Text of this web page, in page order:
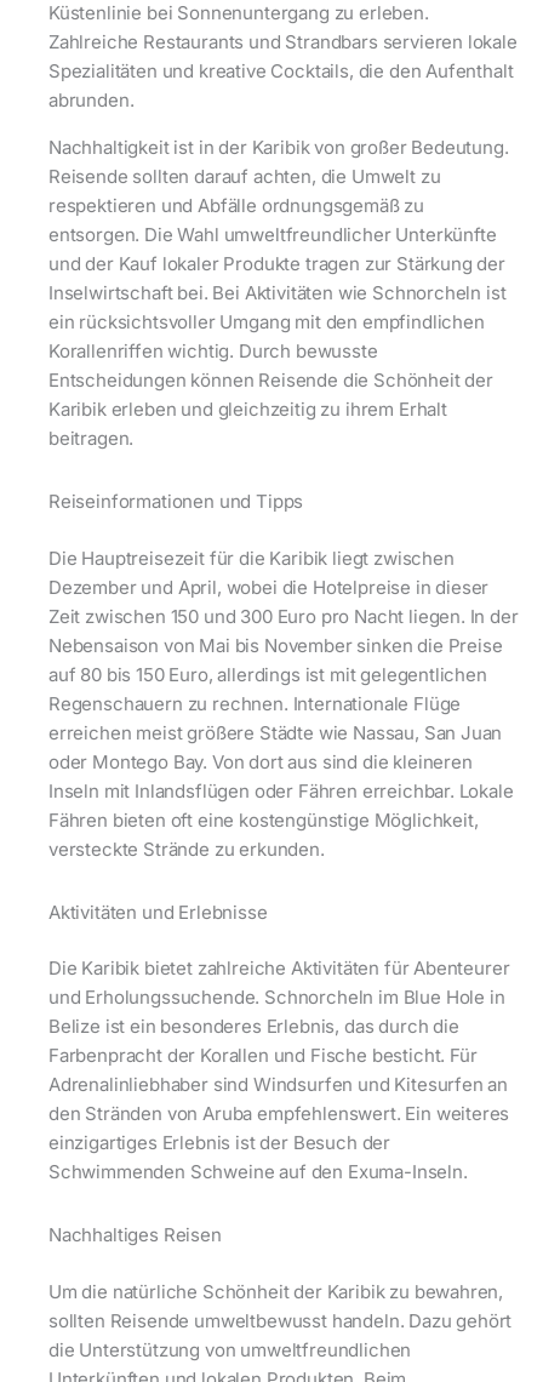
Küstenlinie bei Sonnenuntergang zu erleben.
Zahlreiche Restaurants und Strandbars servieren lokale
Spezialitäten und kreative Cocktails, die den Aufenthalt
abrunden.
Nachhaltigkeit ist in der Karibik von großer Bedeutung.
Reisende sollten darauf achten, die Umwelt zu
respektieren und Abfälle ordnungsgemäß zu
entsorgen. Die Wahl umweltfreundlicher Unterkünfte
und der Kauf lokaler Produkte tragen zur Stärkung der
Inselwirtschaft bei. Bei Aktivitäten wie Schnorcheln ist
ein rücksichtsvoller Umgang mit den empfindlichen
Korallenriffen wichtig. Durch bewusste
Entscheidungen können Reisende die Schönheit der
Karibik erleben und gleichzeitig zu ihrem Erhalt
beitragen.
Reiseinformationen und Tipps
Die Hauptreisezeit für die Karibik liegt zwischen
Dezember und April, wobei die Hotelpreise in dieser
Zeit zwischen 150 und 300 Euro pro Nacht liegen. In der
Nebensaison von Mai bis November sinken die Preise
auf 80 bis 150 Euro, allerdings ist mit gelegentlichen
Regenschauern zu rechnen. Internationale Flüge
erreichen meist größere Städte wie Nassau, San Juan
oder Montego Bay. Von dort aus sind die kleineren
Inseln mit Inlandsflügen oder Fähren erreichbar. Lokale
Fähren bieten oft eine kostengünstige Möglichkeit,
versteckte Strände zu erkunden.
Aktivitäten und Erlebnisse
Die Karibik bietet zahlreiche Aktivitäten für Abenteurer
und Erholungssuchende. Schnorcheln im Blue Hole in
Belize ist ein besonderes Erlebnis, das durch die
Farbenpracht der Korallen und Fische besticht. Für
Adrenalinliebhaber sind Windsurfen und Kitesurfen an
den Stränden von Aruba empfehlenswert. Ein weiteres
einzigartiges Erlebnis ist der Besuch der
Schwimmenden Schweine auf den Exuma-Inseln.
Nachhaltiges Reisen
Um die natürliche Schönheit der Karibik zu bewahren,
sollten Reisende umweltbewusst handeln. Dazu gehört
die Unterstützung von umweltfreundlichen